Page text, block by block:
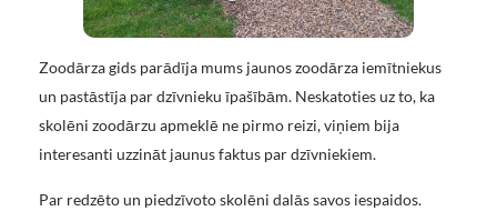
Zoodārza gids parādīja mums jaunos zoodārza iemītniekus
un pastāstīja par dzīvnieku īpašībām. Neskatoties uz to, ka
skolēni zoodārzu apmeklē ne pirmo reizi, viņiem bija
interesanti uzzināt jaunus faktus par dzīvniekiem.
Par redzēto un piedzīvoto skolēni dalās savos iespaidos.